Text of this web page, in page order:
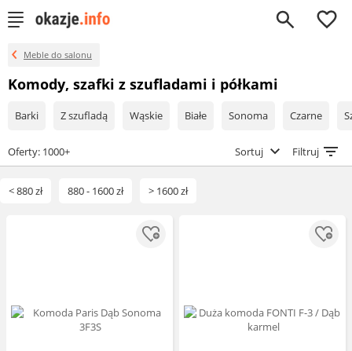
0
Meble do salonu
Komody, szafki z szufladami i półkami
Barki Z szufladą Wąskie Białe Sonoma Czarne
Oferty: 1000+ Sortuj Filtruj
< 880 zł 880 - 1600 zł > 1600 zł